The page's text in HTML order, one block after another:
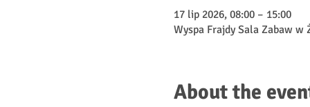
17 lip 2026, 08:00 – 15:00
Wyspa Frajdy Sala Zabaw w
About the